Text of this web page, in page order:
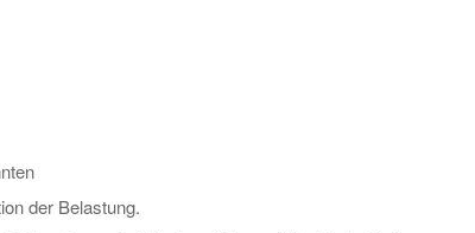
der Belastung.